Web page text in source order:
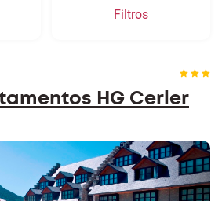
Filtros
HG Cerler